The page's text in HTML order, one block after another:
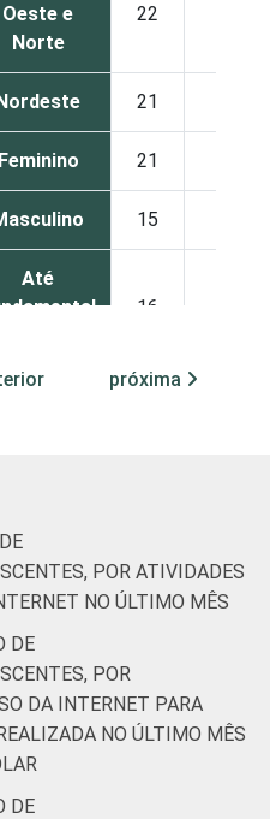
Oeste e
Norte
22
21
Feminino 21
15
Até
16
11 a 12
anos
29 25
13 a 14
anos
15 a 17
anos
próxima
POR ATIVIDADES
NO ÚLTIMO MÊS
DE
POR
DA INTERNET PARA
NO ÚLTIMO MÊS
DE